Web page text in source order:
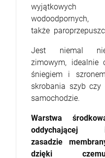
wyjątkowych
także
Jest niemal
zimowym, idealnie
śniegiem i
skrobania szyb
samochodzie.
Warstwa
zasadzie
dzięki